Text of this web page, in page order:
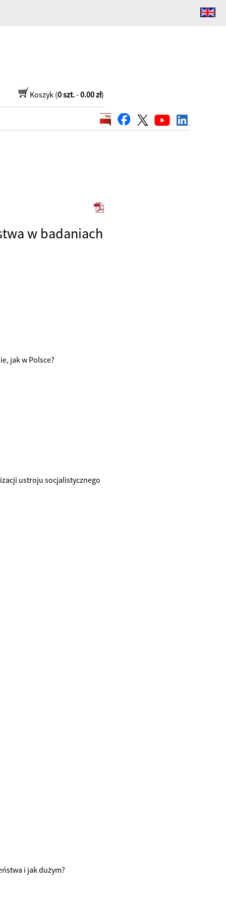
Koszyk (0 szt.-0.00 zł)
w badaniach
jak w Polsce?
ustroju socjalistycznego
i jak dużym?